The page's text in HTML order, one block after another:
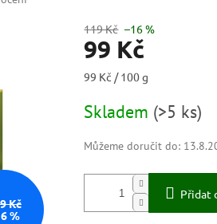
Kč
%
119 Kč –16 %
99 Kč
Měrná
99 Kč / 100 g
Skladem (>5 ks)
Můžeme doručit do:
Přidat